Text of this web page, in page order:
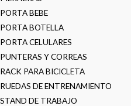
PORTA BEBE
PORTA BOTELLA
PORTA CELULARES
PUNTERAS Y CORREAS
RACK PARA BICICLETA
RUEDAS DE ENTRENAMIENTO
STAND DE TRABAJO